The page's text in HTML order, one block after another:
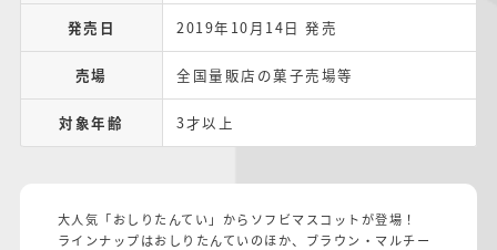
発売日 2019年10月14日 発売
売場 全国量販店の菓子売場等
対象年齢 3才以上
大人気「おしりたんてい」からソフビマスコットが登場！
ラインナップはおしりたんていのほか、ブラウン・マルチー